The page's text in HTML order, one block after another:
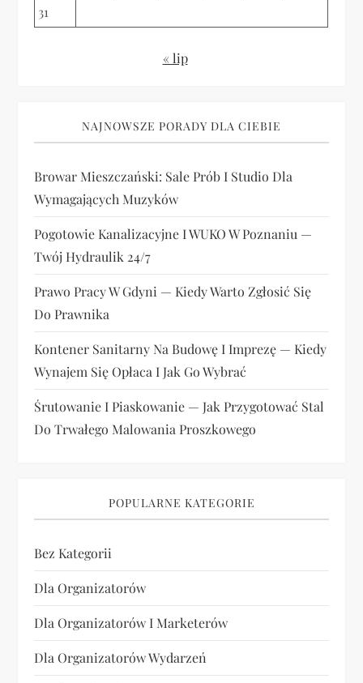
31
« lip
NAJNOWSZE PORADY DLA CIEBIE
Browar Mieszczański: Sale Prób I Studio Dla
Wymagających Muzyków
Pogotowie Kanalizacyjne I WUKO W Poznaniu —
Twój Hydraulik 24/7
Prawo Pracy W Gdyni — Kiedy Warto Zgłosić Się
Do Prawnika
Kontener Sanitarny Na Budowę I Imprezę — Kiedy
Wynajem Się Opłaca I Jak Go Wybrać
Śrutowanie I Piaskowanie — Jak Przygotować Stal
Do Trwałego Malowania Proszkowego
POPULARNE KATEGORIE
Bez Kategorii
Dla Organizatorów
Dla Organizatorów I Marketerów
Dla Organizatorów Wydarzeń